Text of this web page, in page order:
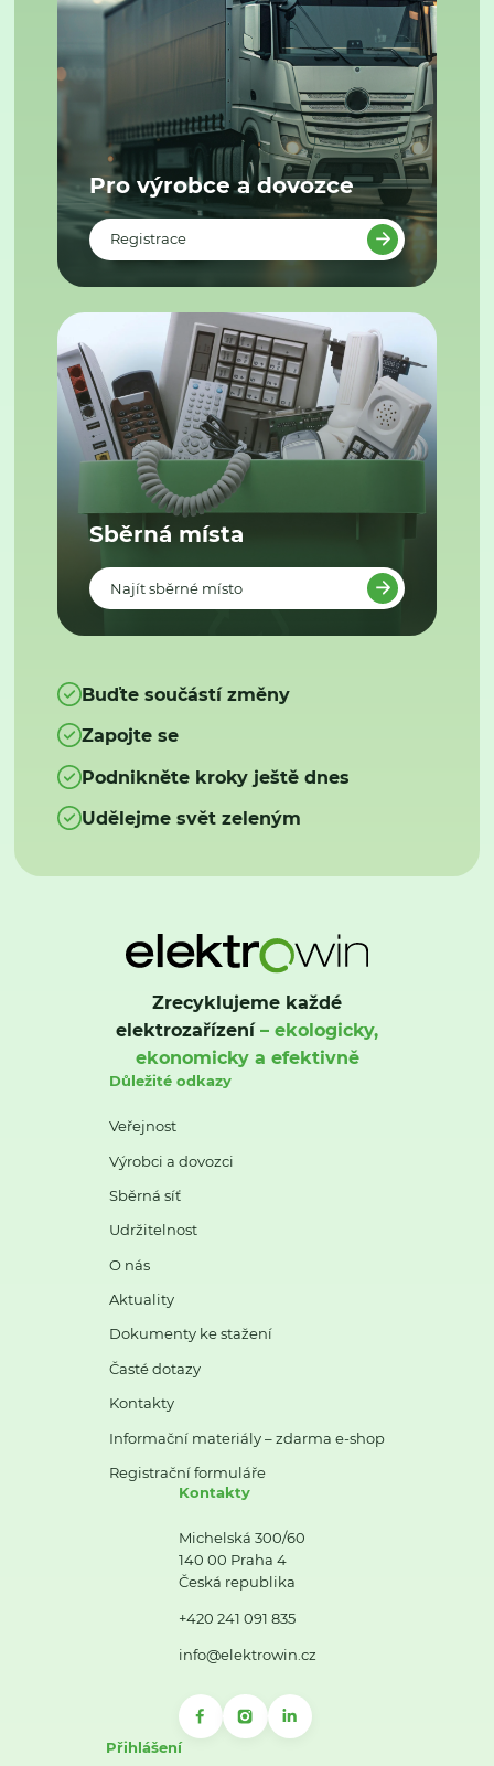
Pro výrobce a dovozce
Registrace
Sběrná místa
Najít sběrné místo
Buďte součástí změny
Zapojte se
Podnikněte kroky ještě dnes
Udělejme svět zeleným
Zrecyklujeme každé
elektrozařízení– ekologicky,
ekonomicky a efektivně
Důležité odkazy
Veřejnost
Výrobci a dovozci
Sběrná síť
Udržitelnost
O nás
Aktuality
Dokumenty ke stažení
Časté dotazy
Kontakty
Informační materiály – zdarma e-shop
Registrační formuláře
Kontakty
Michelská 300/60
140 00 Praha 4
Česká republika
+420 241 091 835
info@elektrowin.cz
Přihlášení